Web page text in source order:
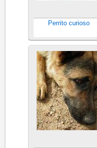
Perrito curioso